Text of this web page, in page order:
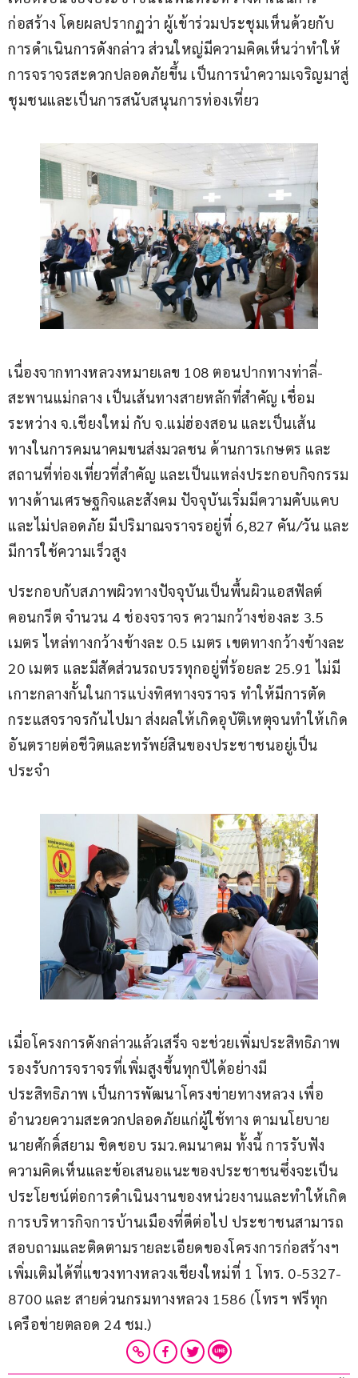
ก่อสร้าง โดยผลปรากฏว่า ผู้เข้าร่วมประชุมเห็นด้วยกับ
การดำเนินการดังกล่าว ส่วนใหญ่มีความคิดเห็นว่าทำให้
การจราจรสะดวกปลอดภัยขึ้น เป็นการนำความเจริญมาสู่
ชุมชนและเป็นการสนับสนุนการท่องเที่ยว
เนื่องจากทางหลวงหมายเลข 108 ตอนปากทางท่าลี่-
สะพานแม่กลาง เป็นเส้นทางสายหลักที่สำคัญ เชื่อม
ระหว่าง จ.เชียงใหม่ กับ จ.แม่ฮ่องสอน และเป็นเส้น
ทางในการคมนาคมขนส่งมวลชน ด้านการเกษตร และ
สถานที่ท่องเที่ยวที่สำคัญ และเป็นแหล่งประกอบกิจกรรม
ทางด้านเศรษฐกิจและสังคม ปัจจุบันเริ่มมีความคับแคบ
และไม่ปลอดภัย มีปริมาณจราจรอยู่ที่ 6,827 คัน/วัน และ
มีการใช้ความเร็วสูง
ประกอบกับสภาพผิวทางปัจจุบันเป็นพื้นผิวแอสฟัลต์
คอนกรีต จำนวน 4 ช่องจราจร ความกว้างช่องละ 3.5
เมตร ไหล่ทางกว้างข้างละ 0.5 เมตร เขตทางกว้างข้างละ
20 เมตร และมีสัดส่วนรถบรรทุกอยู่ที่ร้อยละ 25.91 ไม่มี
เกาะกลางกั้นในการแบ่งทิศทางจราจร ทำให้มีการตัด
กระแสจราจรกันไปมา ส่งผลให้เกิดอุบัติเหตุจนทำให้เกิด
อันตรายต่อชีวิตและทรัพย์สินของประชาชนอยู่เป็น
ประจำ
เมื่อโครงการดังกล่าวแล้วเสร็จ จะช่วยเพิ่มประสิทธิภาพ
รองรับการจราจรที่เพิ่มสูงขึ้นทุกปีได้อย่างมี
ประสิทธิภาพ เป็นการพัฒนาโครงข่ายทางหลวง เพื่อ
อำนวยความสะดวกปลอดภัยแก่ผู้ใช้ทาง ตามนโยบาย
นายศักดิ์สยาม ชิดชอบ รมว.คมนาคม ทั้งนี้ การรับฟัง
ความคิดเห็นและข้อเสนอแนะของประชาชนซึ่งจะเป็น
ประโยชน์ต่อการดำเนินงานของหน่วยงานและทำให้เกิด
การบริหารกิจการบ้านเมืองที่ดีต่อไป ประชาชนสามารถ
สอบถามและติดตามรายละเอียดของโครงการก่อสร้างฯ
เพิ่มเติมได้ที่แขวงทางหลวงเชียงใหม่ที่ 1 โทร. 0-5327-
8700 และ สายด่วนกรมทางหลวง 1586 (โทรฯ ฟรีทุก
เครือข่ายตลอด 24 ชม.)